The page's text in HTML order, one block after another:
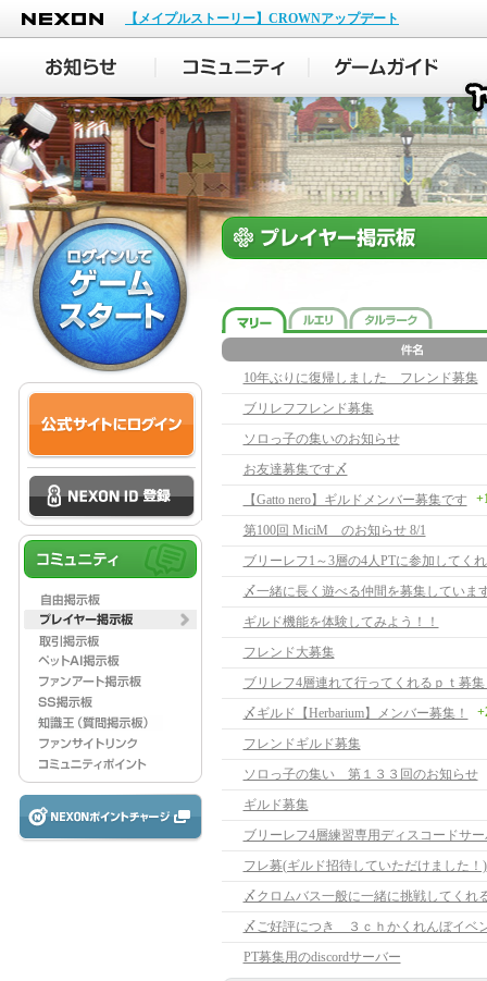
NEXON
【メイプルストーリー】CROWNアップデート
10年ぶりに復帰しました フレンド募集
ブリレフフレンド募集
ソロっ子の集いのお知らせ
お友達募集です〆
【Gatto nero】ギルドメンバー募集です
第100回 MiciM のお知らせ 8/1
〆一緒に長く遊べる仲間を募集していま
ギルド機能を体験してみよう！！
フレンド大募集
ブリレフ4層連れて行ってくれるｐｔ募集
〆ギルド【Herbarium】メンバー募集！
フレンドギルド募集
ソロっ子の集い 第１３３回のお知らせ
ギルド募集
ブリーレフ4層練習専用ディスコードサ
フレ募(ギルド招待していただけました！)
〆ご好評につき ３ｃｈかくれんぼイベ
PT募集用のdiscordサーバー